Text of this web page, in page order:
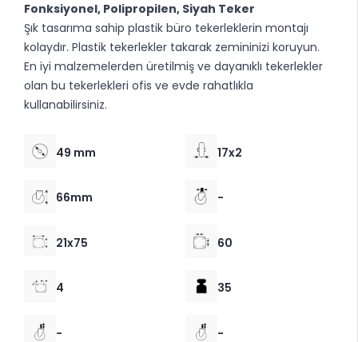
Fonksiyonel, Polipropilen, Siyah Teker
Şık tasarıma sahip plastik büro tekerleklerin montajı
kolaydır. Plastik tekerlekler takarak zemininizi koruyun.
En iyi malzemelerden üretilmiş ve dayanıklı tekerlekler
olan bu tekerlekleri ofis ve evde rahatlıkla
kullanabilirsiniz.
49 mm 17x2
66mm -
21x75 60
4 35
- -